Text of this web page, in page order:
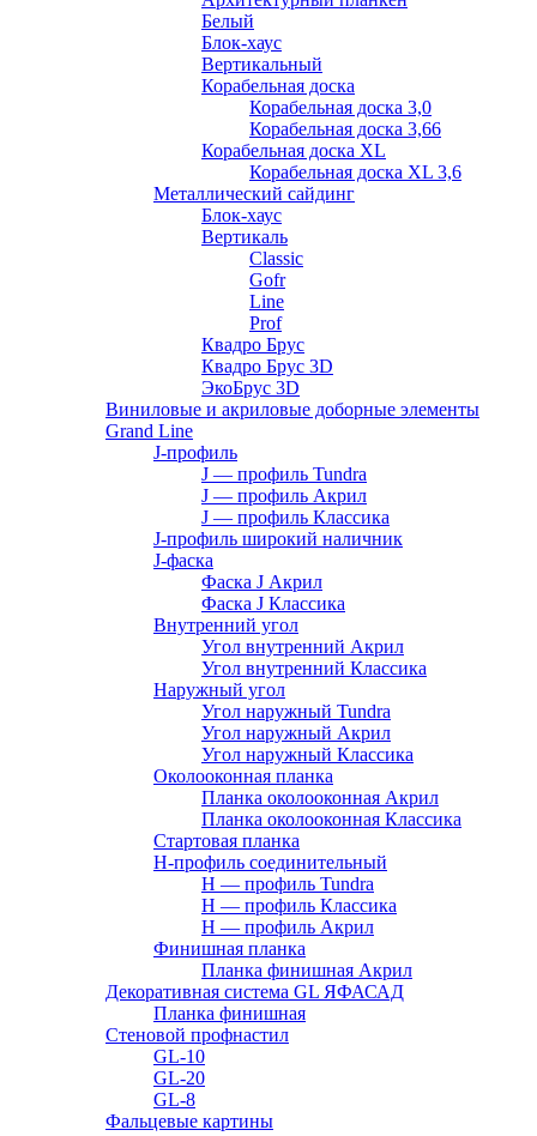
Белый
Блок-хаус
Вертикальный
Корабельная доска
Корабельная доска 3,0
Корабельная доска 3,66
Корабельная доска XL
Корабельная доска XL 3,6
Металлический сайдинг
Блок-хаус
Вертикаль
Classic
Gofr
Line
Prof
Квадро Брус
Квадро Брус 3D
ЭкоБрус 3D
Виниловые и акриловые доборные элементы
Grand Line
J-профиль
J — профиль Tundra
J — профиль Акрил
J — профиль Классика
J-профиль широкий наличник
J-фаска
Фаска J Акрил
Фаска J Классика
Внутренний угол
Угол внутренний Акрил
Угол внутренний Классика
Наружный угол
Угол наружный Tundra
Угол наружный Акрил
Угол наружный Классика
Околооконная планка
Планка околооконная Акрил
Планка околооконная Классика
Стартовая планка
H-профиль соединительный
Н — профиль Tundra
H — профиль Классика
Н — профиль Акрил
Финишная планка
Планка финишная Акрил
Декоративная система GL ЯФАСАД
Планка финишная
Стеновой профнастил
GL-10
GL-20
GL-8
Фальцевые картины